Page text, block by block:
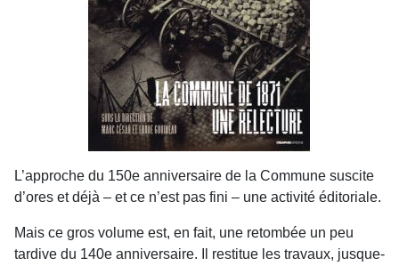
L’approche du 150e anniversaire de la Commune suscite
d’ores et déjà – et ce n’est pas fini – une activité éditoriale.
Mais ce gros volume est, en fait, une retombée un peu
tardive du 140e anniversaire. Il restitue les travaux, jusque-